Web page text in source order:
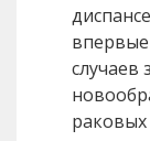
случаев
раковых